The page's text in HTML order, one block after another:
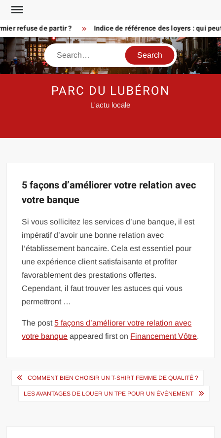
Skip
contentrefuse de partir ? Indice de référence des loyers : qui
Search
PARC DU LUBÉRON
L'actu locale
5 façons d’améliorer votre relation avec
votre banque
Si vous sollicitez les services d’une banque, il est
impératif d’avoir une bonne relation avec
l’établissement bancaire. Cela est essentiel pour
une expérience client satisfaisante et profiter
favorablement des prestations offertes.
Cependant, il faut trouver les astuces qui vous
permettront …
The post5 façons d’améliorer votre relation avec
votre banque appeared first on Financement Vôtre.
Navigation
COMMENT BIEN CHOISIR UN T-SHIRT FEMME DE QUALITÉ ?
LES AVANTAGES DE LOUER UN TPE POUR UN ÉVÉNEMENT